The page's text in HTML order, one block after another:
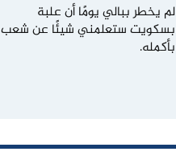
لم يخطر ببالي يومًا أن علبة
بسكويت ستعلمني شيئًا عن شعب
بأكمله.